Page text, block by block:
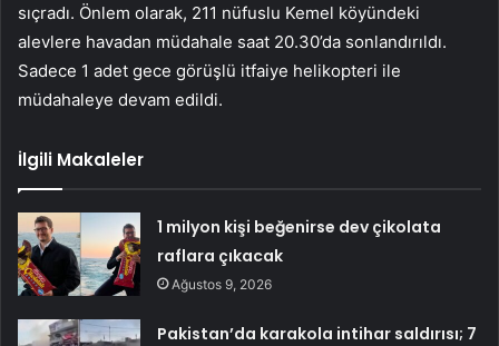
sıçradı. Önlem olarak, 211 nüfuslu Kemel köyündeki
alevlere havadan müdahale saat 20.30’da sonlandırıldı.
Sadece 1 adet gece görüşlü itfaiye helikopteri ile
müdahaleye devam edildi.
İlgili Makaleler
1 milyon kişi beğenirse dev çikolata
raflara çıkacak
Ağustos 9, 2026
Pakistan’da karakola intihar saldırısı; 7